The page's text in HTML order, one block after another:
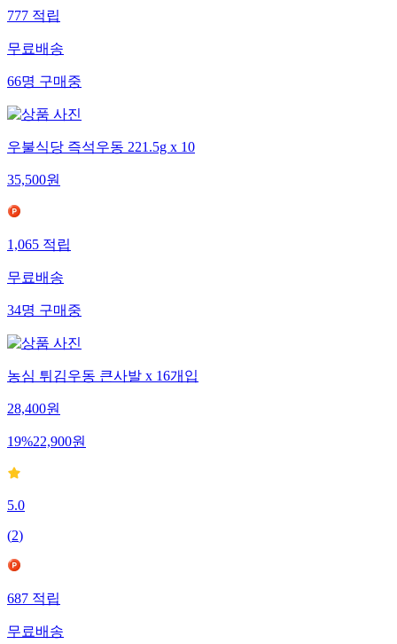
777적립
무료배송
66명구매중
우불식당 즉석우동 221.5g x 10
35,500원
1,065적립
무료배송
34명구매중
농심 튀김우동 큰사발 x 16개입
28,400원
19%22,900원
5.0
(2)
687적립
무료배송